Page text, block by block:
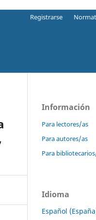
Registrarse
Información
Para lectores/as
Para autores/as
Para
Idioma
Español